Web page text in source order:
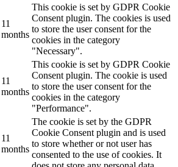
11
months
This cookie is set by GDPR Cookie
Consent plugin. The cookies is used
to store the user consent for the
cookies in the category
"Necessary".
11
months
This cookie is set by GDPR Cookie
Consent plugin. The cookie is used
to store the user consent for the
cookies in the category
"Performance".
11
months
The cookie is set by the GDPR
Cookie Consent plugin and is used
to store whether or not user has
consented to the use of cookies. It